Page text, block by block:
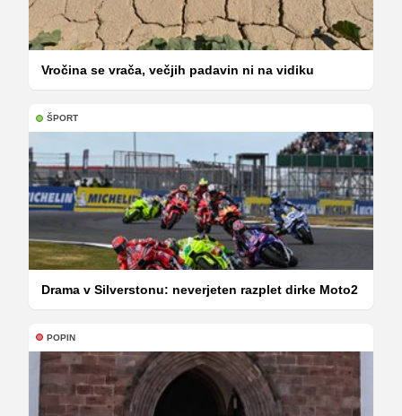
Vročina se vrača, večjih padavin ni na vidiku
ŠPORT
Drama v Silverstonu: neverjeten razplet dirke Moto2
POPIN